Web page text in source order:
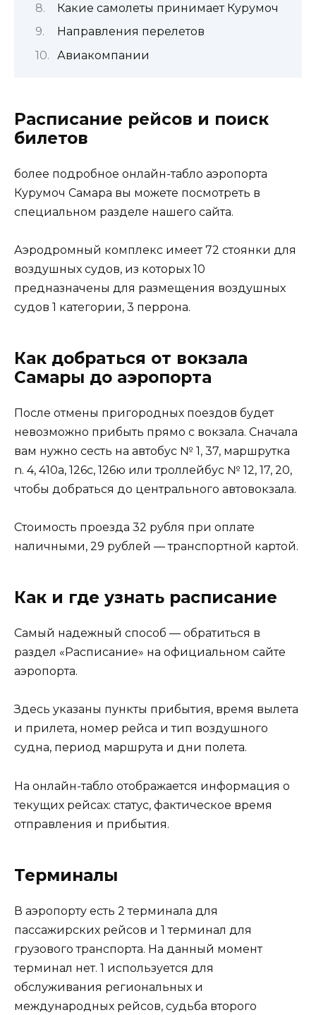
Какие самолеты принимает Курумоч
Направления перелетов
Авиакомпании
Расписание рейсов и поиск
билетов
более подробное онлайн-табло аэропорта
Курумоч Самара вы можете посмотреть в
специальном разделе нашего сайта.
Аэродромный комплекс имеет 72 стоянки для
воздушных судов, из которых 10
предназначены для размещения воздушных
судов 1 категории, 3 перрона.
Как добраться от вокзала
Самары до аэропорта
После отмены пригородных поездов будет
невозможно прибыть прямо с вокзала. Сначала
вам нужно сесть на автобус № 1, 37, маршрутка
n. 4, 410а, 126с, 126ю или троллейбус № 12, 17, 20,
чтобы добраться до центрального автовокзала.
Стоимость проезда 32 рубля при оплате
наличными, 29 рублей — транспортной картой.
Как и где узнать расписание
Самый надежный способ — обратиться в
раздел «Расписание» на официальном сайте
аэропорта.
Здесь указаны пункты прибытия, время вылета
и прилета, номер рейса и тип воздушного
судна, период маршрута и дни полета.
На онлайн-табло отображается информация о
текущих рейсах: статус, фактическое время
отправления и прибытия.
Терминалы
В аэропорту есть 2 терминала для
пассажирских рейсов и 1 терминал для
грузового транспорта. На данный момент
терминал нет. 1 используется для
обслуживания региональных и
международных рейсов, судьба второго